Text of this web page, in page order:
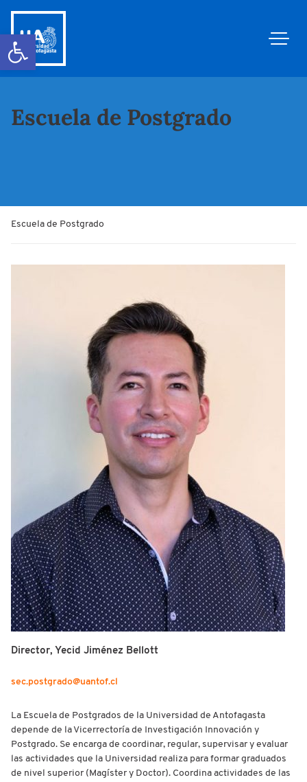
Abrir barra de herramientas
Escuela de Postgrado
Escuela de Postgrado
Director, Yecid Jiménez Bellott
sec.postgrado@uantof.cl
La Escuela de Postgrados de la Universidad de Antofagasta
depende de la Vicerrectoría de Investigación Innovación y
Postgrado. Se encarga de coordinar, regular, supervisar y evaluar
las actividades que la Universidad realiza para formar graduados
de nivel superior (Magíster y Doctor). Coordina actividades de las